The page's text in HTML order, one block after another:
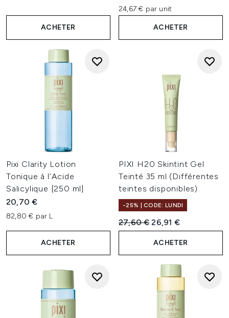
ACHETER
24,67 € par unit
ACHETER
Pixi Clarity Lotion
Tonique à l’Acide
Salicylique [250 ml]
20,70 €
82,80 € par L
ACHETER
PIXI H20 Skintint Gel
Teinté 35 ml (Différentes
teintes disponibles)
-25% | CODE: LUNDI
Prix de vente :
27,60 €Prix ​​actuel :
26,91 €
ACHETER